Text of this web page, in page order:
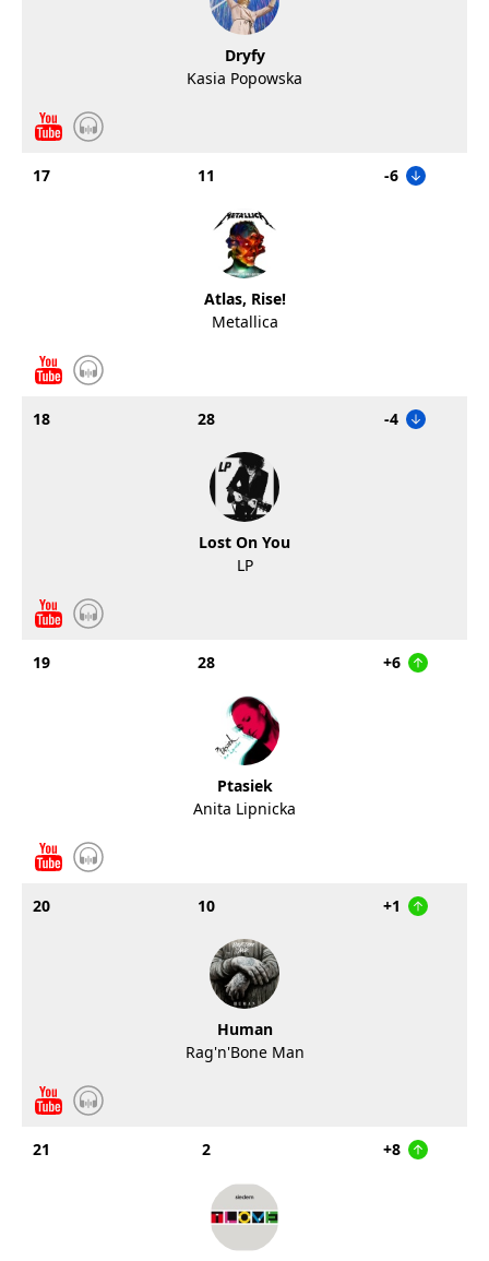
Dryfy
Kasia Popowska
17 11 -6
Atlas, Rise!
Metallica
18 28 -4
Lost On You
LP
19 28 +6
Ptasiek
Anita Lipnicka
20 10 +1
Human
Rag'n'Bone Man
21 2 +8